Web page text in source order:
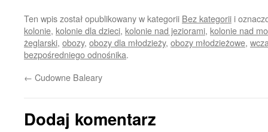
Ten wpis został opublikowany w kategorii Bez kategorii i
kolonie, kolonie dla dzieci, kolonie nad jeziorami, kolonie nad
żeglarski, obozy, obozy dla młodzieży, obozy młodzieżowe,
bezpośredniego odnośnika.
← Cudowne Baleary
Dodaj komentarz